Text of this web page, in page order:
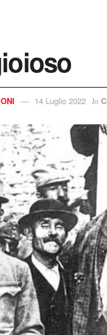
14 Luglio 2022 In